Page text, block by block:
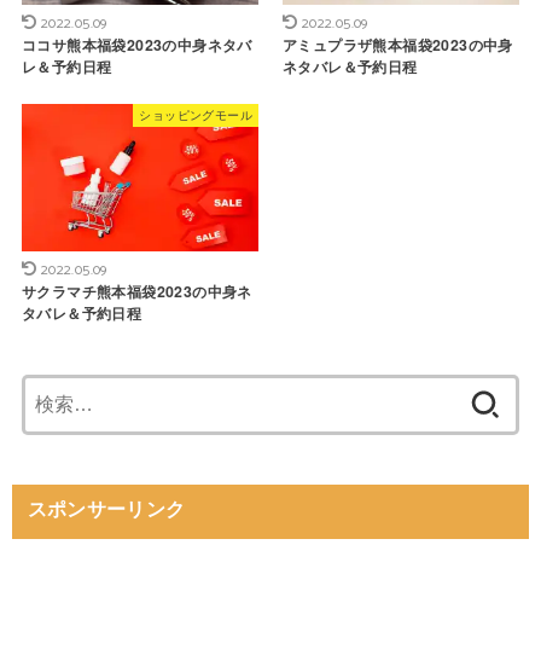
2022.05.09
ココサ熊本福袋2023の中身ネタバ
レ＆予約日程
2022.05.09
アミュプラザ熊本福袋2023の中身
ネタバレ＆予約日程
ショッピングモール
2022.05.09
サクラマチ熊本福袋2023の中身ネ
タバレ＆予約日程
索:
スポンサーリンク